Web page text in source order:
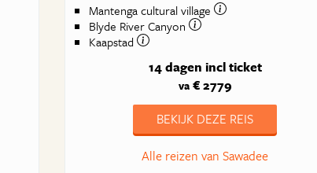
Mantenga cultural village
Blyde River Canyon
Kaapstad
14 dagen incl ticket
va€ 2779
BEKIJK DEZE REIS
Alle reizen van Sawadee